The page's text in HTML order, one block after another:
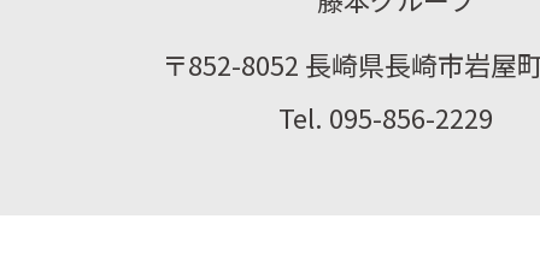
〒852-8052 長崎県長崎市岩屋
Tel. 095-856-2229